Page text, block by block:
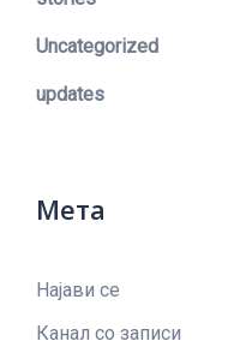
Uncategorized
updates
Мета
Најави се
Канал со записи